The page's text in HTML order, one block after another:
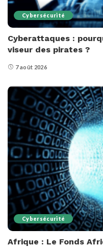
Cybersécurité
Cyberattaques :
viseur des pirates ?
7 août 2026
Cybersécurité
Afrique : Le Fonds